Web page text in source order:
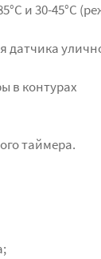
и 30-45°С
датчика
в контурах
таймера.